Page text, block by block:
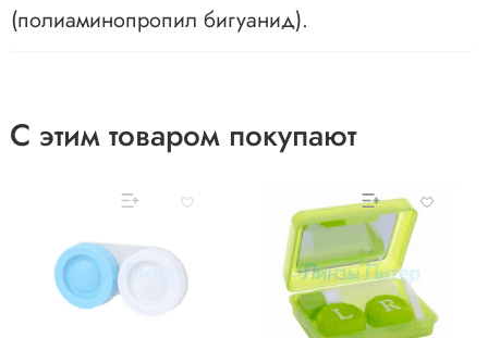
(полиаминопропил бигуанид).
С этим товаром покупают